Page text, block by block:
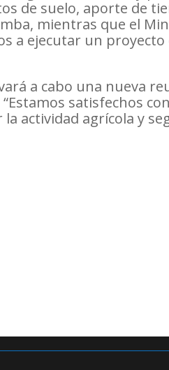
de suelo, aporte de
mientras que el
a ejecutar un
a cabo una nueva
satisfechos
actividad agrícola y